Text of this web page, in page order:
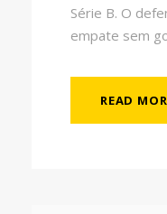
Série B. O
empate sem
READ